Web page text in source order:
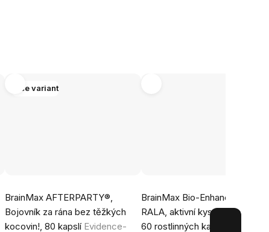
Více variant
BrainMax AFTERPARTY®,
Bojovník za rána bez těžkých
kocovin!, 80 kapslí Evidence-
hodnocení
produktu
BrainMax Bio-Enhanced® Na-
RALA, aktivní kyselina lipoová,
60 rostlinných kapslí
hodnocení
produktu